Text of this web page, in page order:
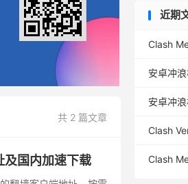
共 2 篇文章
国内加速下载
近期
Clash
安卓冲
安卓冲
Clash
Clash